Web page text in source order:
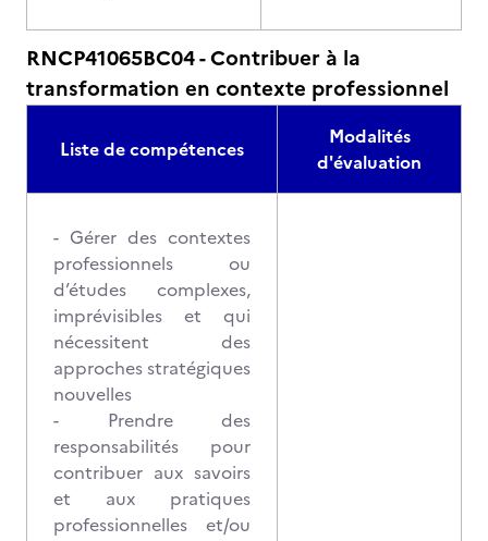
RNCP41065BC04 - Contribuer à la
transformation en contexte professionnel
Liste de compétences
Modalités
d'évaluation
- Gérer des contextes
professionnels ou
d’études complexes,
imprévisibles et qui
nécessitent des
approches stratégiques
nouvelles
- Prendre des
responsabilités pour
contribuer aux savoirs
et aux pratiques
professionnelles et/ou